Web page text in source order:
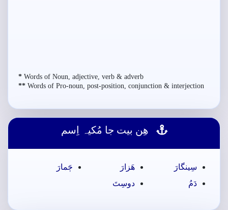
* Words of Noun, adjective, verb & adverb
** Words of Pro-noun, post-position, conjunction & interjection
ھِن بيت جا مُکيہ اِسم
سِينگارَ ھَزارَ
ڄَمارَ
دَمُ
دوسِتَ